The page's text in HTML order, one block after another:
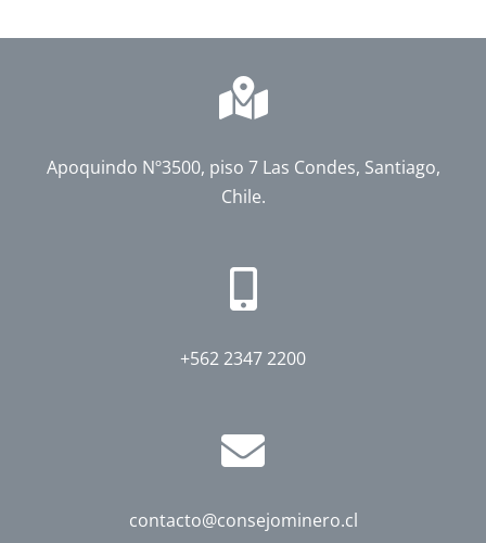
Apoquindo Nº3500, piso 7 Las Condes, Santiago,
Chile.
+562 2347 2200
contacto@consejominero.cl